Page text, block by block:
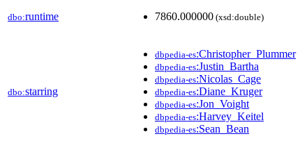
dbo:runtime 7860.000000 (xsd:double)
dbo:starring
dbpedia-es:Christopher_Plummer
dbpedia-es:Justin_Bartha
dbpedia-es:Nicolas_Cage
dbpedia-es:Diane_Kruger
dbpedia-es:Jon_Voight
dbpedia-es:Harvey_Keitel
dbpedia-es:Sean_Bean